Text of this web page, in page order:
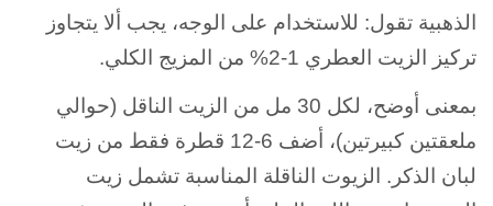
الذهبية تقول: للاستخدام على الوجه، يجب ألا يتجاوز
تركيز الزيت العطري 1-2% من المزيج الكلي.
بمعنى أوضح، لكل 30 مل من الزيت الناقل (حوالي
ملعقتين كبيرتين)، أضف 6-12 قطرة فقط من زيت
لبان الذكر. الزيوت الناقلة المناسبة تشمل زيت